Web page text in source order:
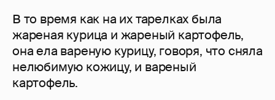
В то время как на их тарелках была
жареная курица и жареный картофель,
она ела вареную курицу, говоря, что сняла
нелюбимую кожицу, и вареный
картофель.